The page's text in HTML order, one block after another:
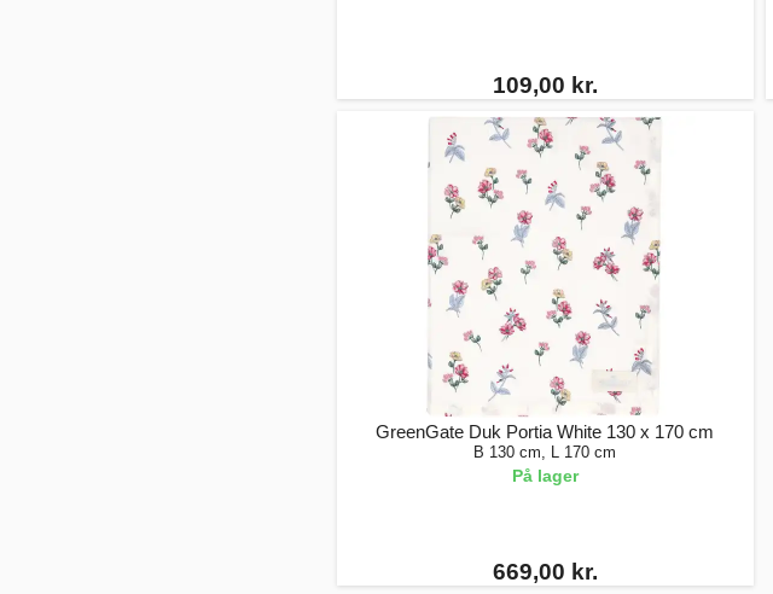
109,00 kr.
GreenGate Duk Portia White 130 x 170 cm
B 130 cm, L 170 cm
På lager
669,00 kr.